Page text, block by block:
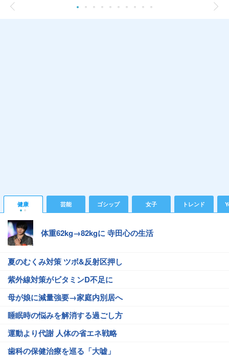
健康 芸能 ゴシップ 女子 トレンド
体重62kg→82kgに 寺田心の生活
夏のむくみ対策 ツボ&反射区押し
紫外線対策がビタミンD不足に
母が娘に減量強要→家庭内別居へ
睡眠時の悩みを解消する過ごし方
運動より代謝 人体の省エネ戦略
歯科の保健治療を巡る「大嘘」